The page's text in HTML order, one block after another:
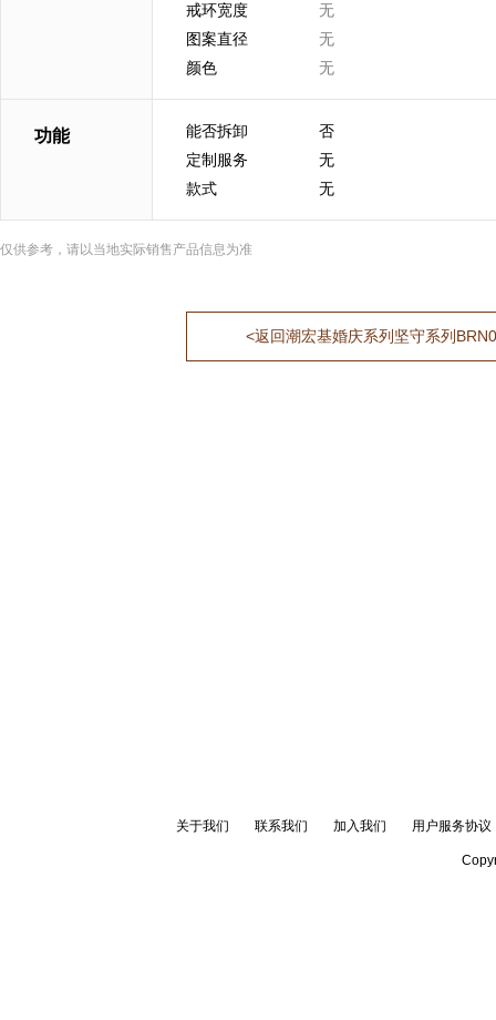
戒环宽度
无
图案直径
无
颜色
无
功能 能否拆卸
否
定制服务
无
款式
无
仅供参考，请以当地实际销售产品信息为准
<返回潮宏基婚庆系列坚守系列
关于我们 联系我们 加入我们 用户服务协议